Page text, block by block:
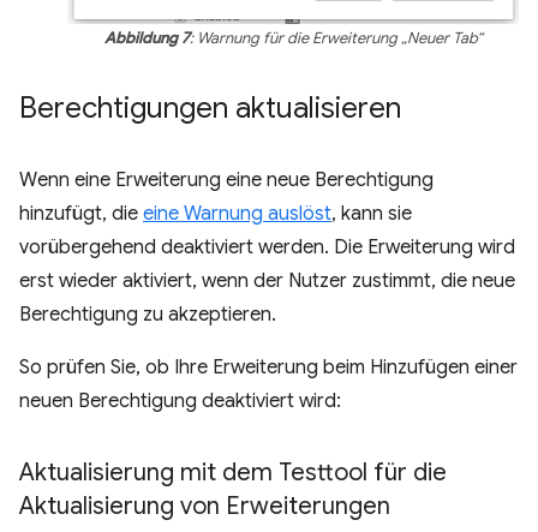
Abbildung 7: Warnung für die Erweiterung „Neuer Tab“
Berechtigungen aktualisieren
Wenn eine Erweiterung eine neue Berechtigung
hinzufügt, die eine Warnung auslöst, kann sie
vorübergehend deaktiviert werden. Die Erweiterung wird
erst wieder aktiviert, wenn der Nutzer zustimmt, die neue
Berechtigung zu akzeptieren.
So prüfen Sie, ob Ihre Erweiterung beim Hinzufügen einer
neuen Berechtigung deaktiviert wird:
Aktualisierung mit dem Testtool für die
Aktualisierung von Erweiterungen